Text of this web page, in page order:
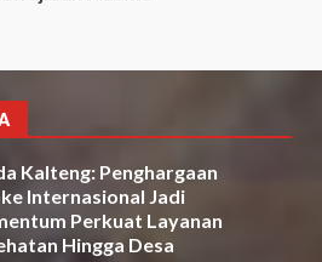
Kalteng: Penghargaan
Internasional Jadi
Perkuat Layanan
Hingga Desa